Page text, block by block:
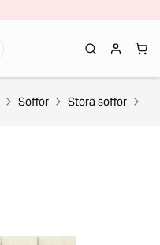
Soffor Stora soffor